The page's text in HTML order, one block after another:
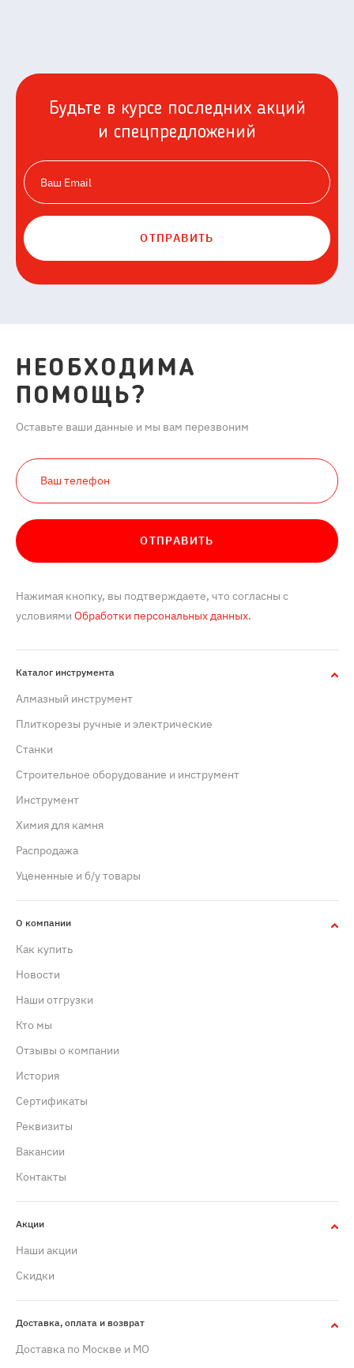
Будьте в курсе последних акций
и спецпредложений
ОТПРАВИТЬ
НЕОБХОДИМА
ПОМОЩЬ?
Оставьте ваши данные и мы вам перезвоним
ОТПРАВИТЬ
Нажимая кнопку, вы подтверждаете, что согласны с
условиями Обработки персональных данных.
Каталог инструмента
Алмазный инструмент
Плиткорезы ручные и электрические
Станки
Строительное оборудование и инструмент
Инструмент
Химия для камня
Распродажа
Уцененные и б/у товары
О компании
Как купить
Новости
Наши отгрузки
Кто мы
Отзывы о компании
История
Сертификаты
Реквизиты
Вакансии
Контакты
Акции
Наши акции
Скидки
Доставка, оплата и возврат
Доставка по Москве и МО